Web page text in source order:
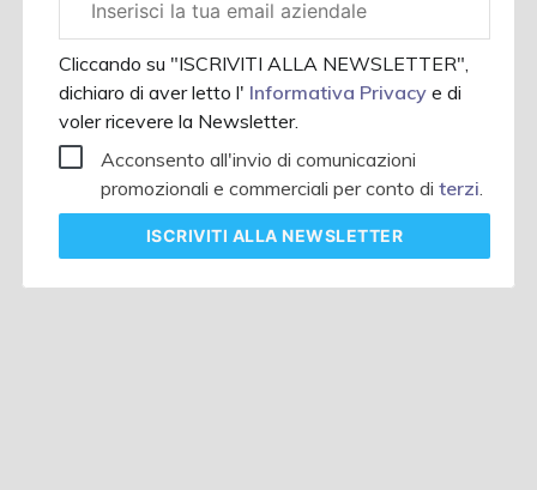
aziendale
Cliccando su "ISCRIVITI ALLA NEWSLETTER",
dichiaro di aver letto l' Informativa Privacye di
voler ricevere la Newsletter.
Acconsento all'invio di comunicazioni
promozionali e commerciali per conto diterzi.
ISCRIVITI ALLA NEWSLETTER